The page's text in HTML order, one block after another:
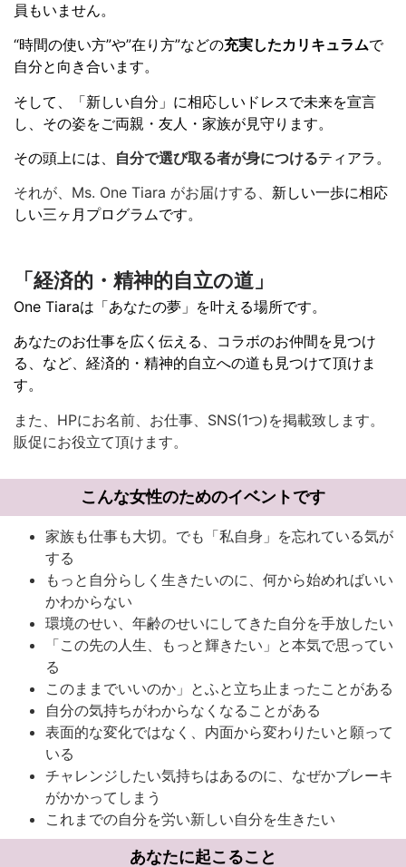
員もいません。
“時間の使い方”や”在り方”などの充実したカリキュラムで
自分と向き合います。
そして、「新しい自分」に相応しいドレスで未来を宣言
し、その姿をご両親・友人・家族が見守ります。
その頭上には、 自分で選び取る者が身につけるティアラ。
それが、Ms. One Tiara がお届けする、 新しい一歩に相応
しい三ヶ月プログラムです。
「経済的・精神的自立の道」
One Tiaraは「あなたの夢」を叶える場所です。
あなたのお仕事を広く伝える、コラボのお仲間を見つけ
る、など、 経済的・精神的自立への道も見つけて頂けま
す。
また、HPにお名前、お仕事、SNS(1つ)を掲載致します。
販促にお役立て頂けます。
こんな女性のためのイベントです
家族も仕事も大切。でも「私自身」を忘れている気が
する
もっと自分らしく生きたいのに、何から始めればいい
かわからない
環境のせい、年齢のせいにしてきた自分を手放したい
「この先の人生、もっと輝きたい」と本気で思ってい
る
このままでいいのか」とふと立ち止まったことがある
自分の気持ちがわからなくなることがある
表面的な変化ではなく、内面から変わりたいと願って
いる
チャレンジしたい気持ちはあるのに、なぜかブレーキ
がかかってしまう
これまでの自分を労い新しい自分を生きたい
あなたに起こること